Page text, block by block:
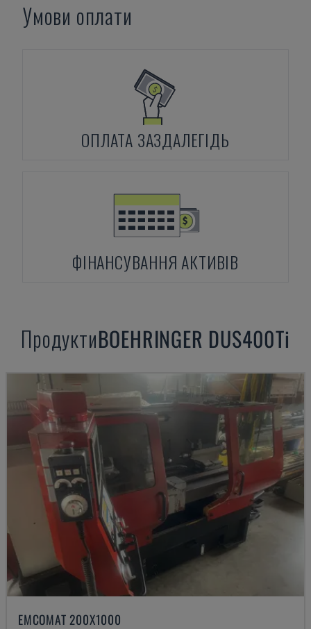
Умови оплати
ОПЛАТА ЗАЗДАЛЕГІДЬ
ФІНАНСУВАННЯ АКТИВІВ
ПродуктиBOEHRINGER DUS400Ti
EMCOMAT 200X1000